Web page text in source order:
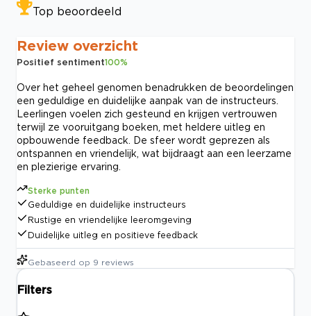
Top beoordeeld
Review overzicht
Positief sentiment100%
Over het geheel genomen benadrukken de beoordelingen
een geduldige en duidelijke aanpak van de instructeurs.
Leerlingen voelen zich gesteund en krijgen vertrouwen
terwijl ze vooruitgang boeken, met heldere uitleg en
opbouwende feedback. De sfeer wordt geprezen als
ontspannen en vriendelijk, wat bijdraagt aan een leerzame
en plezierige ervaring.
Sterke punten
Geduldige en duidelijke instructeurs
Rustige en vriendelijke leeromgeving
Duidelijke uitleg en positieve feedback
Gebaseerd op 9 reviews
Filters